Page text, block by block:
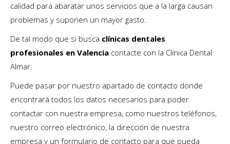
calidad para abaratar unos servicios que a la larga causan
problemas y suponen un mayor gasto.
De tal modo que si busca clínicas dentales
profesionales en Valencia contacte con la Clínica Dental
Almar.
Puede pasar por nuestro apartado de contacto donde
encontrará todos los datos necesarios para poder
contactar con nuestra empresa, como nuestros teléfonos,
nuestro correo electrónico, la dirección de nuestra
empresa y un formulario de contacto para que pueda